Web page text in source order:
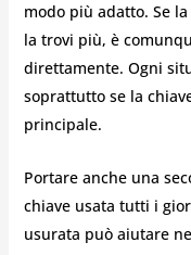
modo più adatto. Se
la trovi più, è
direttamente. Ogni
soprattutto se la
principale.
Portare anche una
chiave usata tutti i
usurata può aiutare